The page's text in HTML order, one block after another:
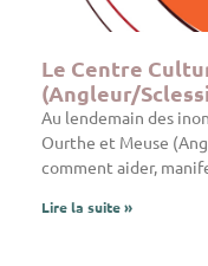
Le Centre
(Angleur/
Au lendemain des
Ourthe et Meuse
comment aider,
Lire la suite »